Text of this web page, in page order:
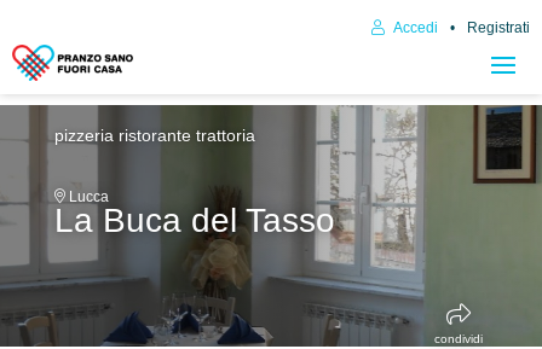
Accedi Registrati
pizzeria ristorante trattoria
Lucca
La Buca del Tasso
condividi